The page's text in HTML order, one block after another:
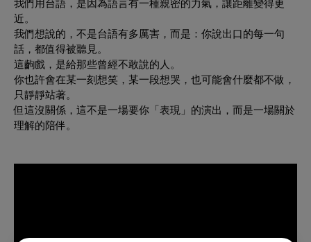
我們用台語，是因為語言有一種親密的力氣，讓距離變得更
近。
我們想說的，不是台語有多厲害，而是：你說出口的每一句
話，都值得被聽見。
這齣戲，是給那些曾經不敢說的人。
你也許會在某一刻想笑，某一段想哭，也可能會什麼都不做，
只靜靜站著。
但這沒關係，這不是一場要你「表現」的演出，而是一場關於
理解的陪伴。